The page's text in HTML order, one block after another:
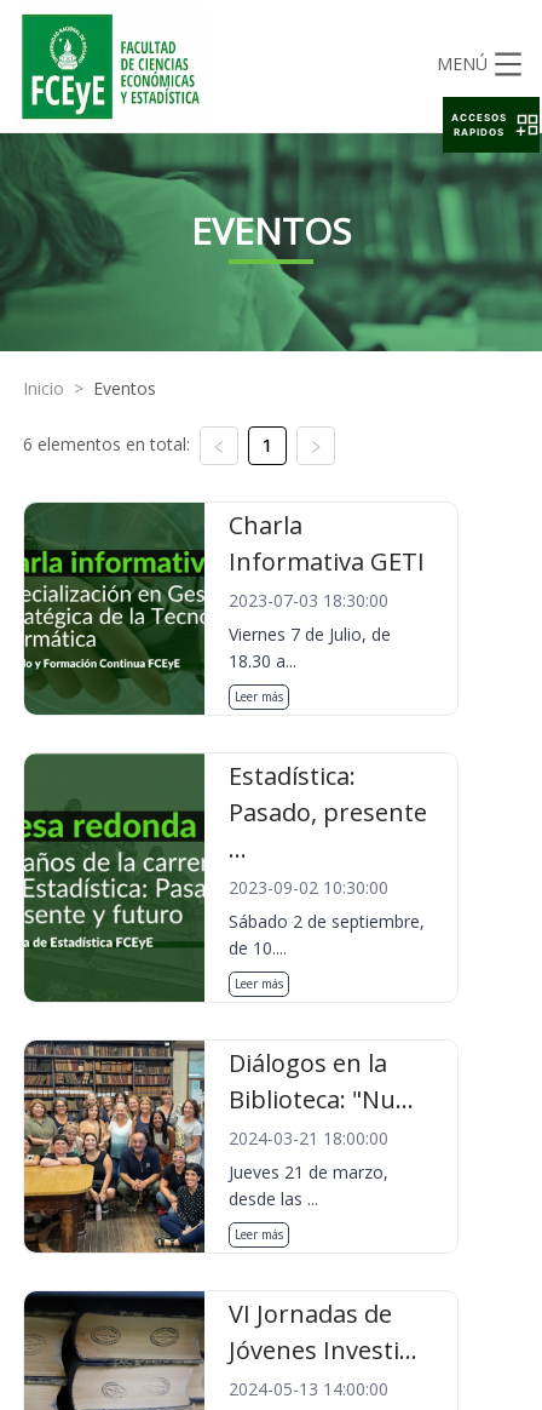
MENÚ
EVENTOS
Inicio > Eventos
6 elementos en total: 1
Charla
Informativa GETI
2023-07-03 18:30:00
Viernes 7 de Julio, de
18.30 a...
Leer más
Estadística:
Pasado, presente
...
2023-09-02 10:30:00
Sábado 2 de septiembre,
de 10....
Leer más
Diálogos en la
Biblioteca: "Nu...
2024-03-21 18:00:00
Jueves 21 de marzo,
desde las ...
Leer más
VI Jornadas de
Jóvenes Investi...
2024-05-13 14:00:00
ACCESOS
RAPIDOS